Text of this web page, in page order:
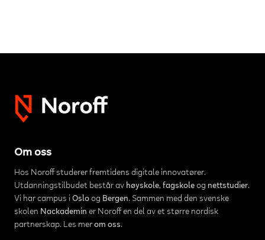
Om oss
Hos Noroff studerer fremtidens digitale innovatører.
Utdanningstilbudet består av høyskole, fagskoleog nettstudier.
Vi har campus i Osloog Bergen. Sammen med den svenske
skolen Nackademin er Noroff en del av et større nordisk
partnerskap. Les mer om oss.